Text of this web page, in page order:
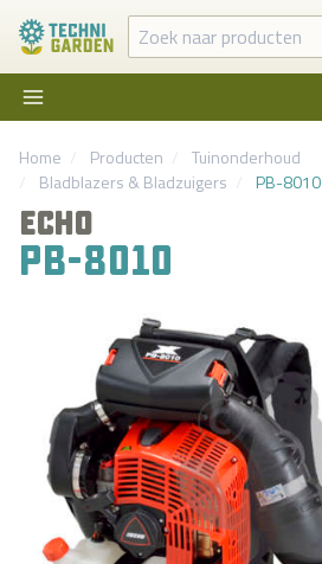
Home Producten
Tuinonderhoud
Bladblazers & Bladzuigers
PB-8010
ECHO
PB-8010